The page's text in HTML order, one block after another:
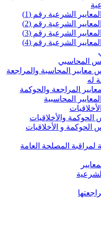
الشرعية رقم (1)
الشرعية رقم (2)
الشرعية رقم (3)
الشرعية رقم (4)
المحاسبي
معايير المحاسبة والمراجعة
له
المراجعة والحوكمة
المحاسبية
والأخلاقيات
الحوكمة و الأخلاقيات
لمراقبة المصلحة العامة